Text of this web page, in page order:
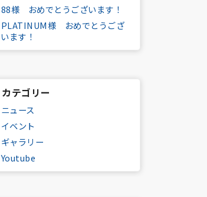
88様 おめでとうございます！
PLATINUM様 おめでとうござ
います！
カテゴリー
ニュース
イベント
ギャラリー
Youtube